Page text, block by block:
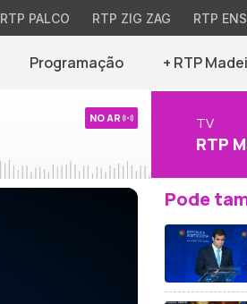
RTP PALCO RTP ZIG ZAG RTP
Programação + RTP
NO AR TV
RTP
Pode